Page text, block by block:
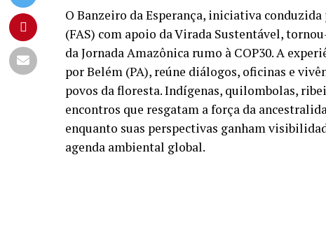
O Banzeiro da Esperança, iniciativa
(FAS) com apoio da Virada Sustentável,
da Jornada Amazônica rumo à COP30. A
por Belém (PA), reúne diálogos, oficinas e
povos da floresta. Indígenas, quilombolas,
encontros que resgatam a força da
enquanto suas perspectivas ganham
agenda ambiental global.